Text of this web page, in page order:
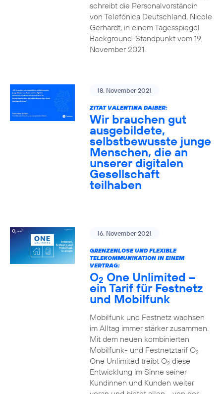
schreibt die Personalvorständin
von Telefónica Deutschland, Nicole
Gerhardt, in einem Tagesspiegel
Background-Standpunkt vom 19.
November 2021.
18. November 2021
ZITAT VALENTINA DAIBER:
Wir brauchen gut
ausgebildete,
selbstbewusste junge
Menschen, die an
unserer digitalen
Gesellschaft
teilhaben
16. November 2021
GRENZENLOSE UND FLEXIBLE
TELEKOMMUNIKATION IN EINEM
VERTRAG:
O2 One Unlimited –
ein Tarif für Festnetz
und Mobilfunk
Mobilfunk und Festnetz wachsen
im Alltag immer stärker zusammen.
Mit dem neuen kombinierten
Mobilfunk- und Festnetztarif O2
One Unlimited treibt O2diese
Entwicklung im Sinne seiner
Kundinnen und Kunden weiter